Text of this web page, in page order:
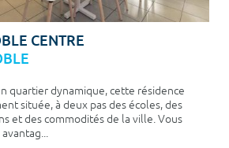
CENTRE
quartier dynamique, cette résidence
située, à deux pas des écoles, des
et des commodités de la ville. Vous